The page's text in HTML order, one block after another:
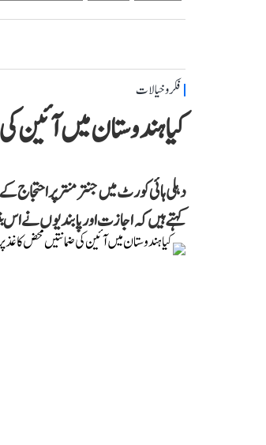
فکر و خیالات
کیا ہندوستان میں آئین
دہلی ہائی کورٹ میں جنتر منتر پر
کہتے ہیں کہ اجازت اور پابندیوں نے اس